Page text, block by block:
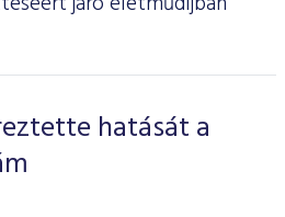
hatását a